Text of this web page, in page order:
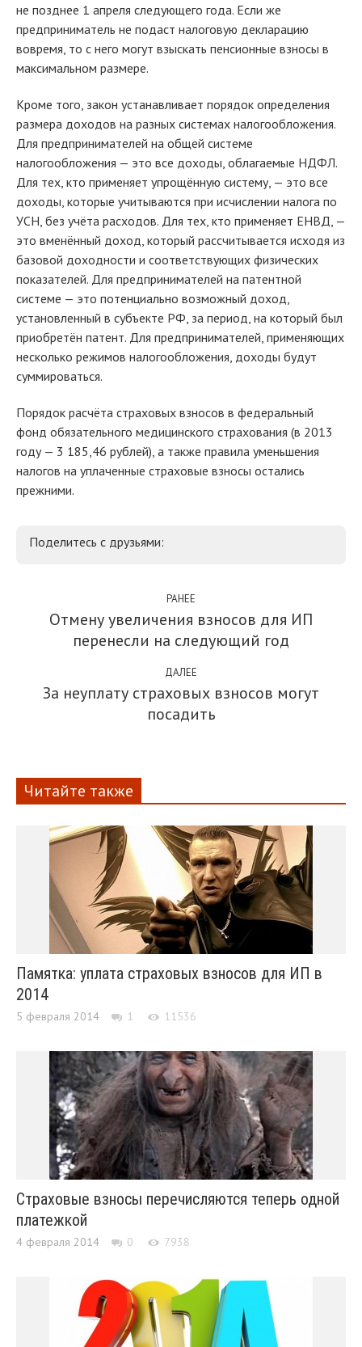
не позднее 1 апреля следующего года. Если же
предприниматель не подаст налоговую декларацию
вовремя, то с него могут взыскать пенсионные взносы в
максимальном размере.
Кроме того, закон устанавливает порядок определения
размера доходов на разных системах налогообложения.
Для предпринимателей на общей системе
налогообложения — это все доходы, облагаемые НДФЛ.
Для тех, кто применяет упрощённую систему, — это все
доходы, которые учитываются при исчислении налога по
УСН, без учёта расходов. Для тех, кто применяет ЕНВД, —
это вменённый доход, который рассчитывается исходя из
базовой доходности и соответствующих физических
показателей. Для предпринимателей на патентной
системе — это потенциально возможный доход,
установленный в субъекте РФ, за период, на который был
приобретён патент. Для предпринимателей, применяющих
несколько режимов налогообложения, доходы будут
суммироваться.
Порядок расчёта страховых взносов в федеральный
фонд обязательного медицинского страхования (в 2013
году — 3 185,46 рублей), а также правила уменьшения
налогов на уплаченные страховые взносы остались
прежними.
Поделитесь с друзьями:
РАНЕЕ
Отмену увеличения взносов для ИП
перенесли на следующий год
ДАЛЕЕ
За неуплату страховых взносов могут
посадить
Читайте также
Памятка: уплата страховых взносов для ИП в
2014
5 февраля 2014 1 11536
Страховые взносы перечисляются теперь одной
платежкой
4 февраля 2014 0 7938